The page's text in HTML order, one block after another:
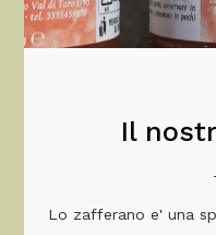
Il
Lo zafferano e' una